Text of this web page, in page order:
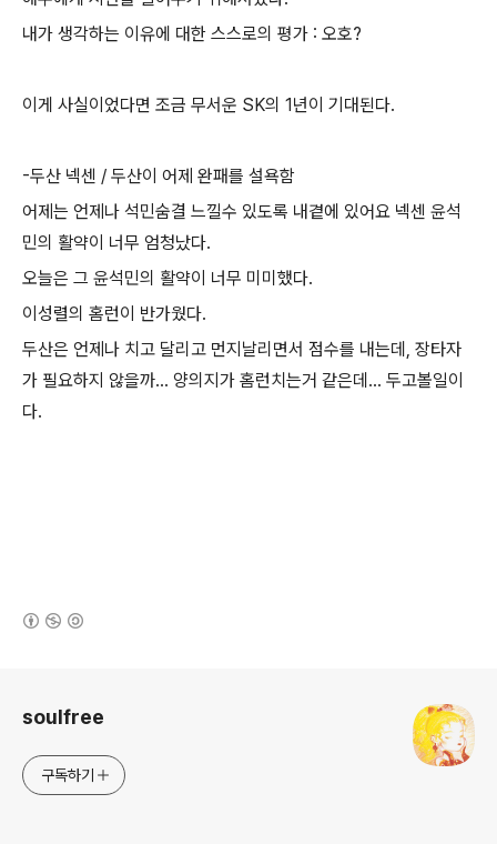
내가 생각하는 이유에 대한 스스로의 평가 : 오호?
이게 사실이었다면 조금 무서운 SK의 1년이 기대된다.
-두산 넥센 / 두산이 어제 완패를 설욕함
어제는 언제나 석민숨결 느낄수 있도록 내곁에 있어요 넥센 윤석
민의 활약이 너무 엄청났다.
오늘은 그 윤석민의 활약이 너무 미미했다.
이성렬의 홈런이 반가웠다.
두산은 언제나 치고 달리고 먼지날리면서 점수를 내는데, 장타자
가 필요하지 않을까... 양의지가 홈런치는거 같은데... 두고볼일이
다.
soulfree
구독하기